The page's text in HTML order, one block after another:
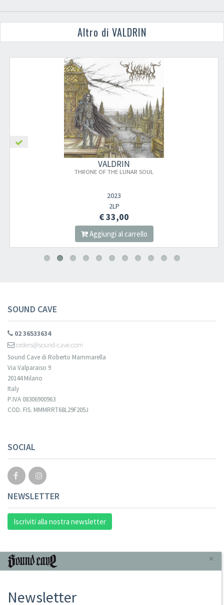
Altro di VALDRIN
VALDRIN
THRONE OF THE LUNAR SOUL
2023
2LP
€ 33,00
Aggiungi al carrello
SOUND CAVE
02 36533634
orders@sound-cave.com
Sound Cave di Roberto Mammarella
Via Valparaiso 9
20144 Milano
Italy
P.IVA 08306900963
COD. FIS. MMMRRT68L29F205J
SOCIAL
NEWSLETTER
Iscriviti alla nostra newsletter
INFORMAZIONI
Punto Vendita
×
Newsletter